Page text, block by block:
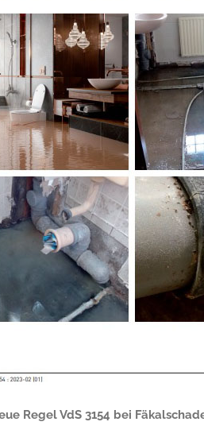
Regel VdS 3154 bei